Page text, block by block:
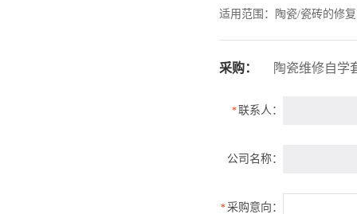
适用范围：陶瓷/瓷砖的修复
采购： 陶瓷维修自学
*联系人：
公司名称：
*采购意向：